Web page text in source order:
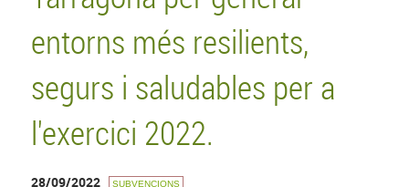
entorns més resilients,
segurs i saludables per a
l'exercici 2022.
28/09/2022 SUBVENCIONS